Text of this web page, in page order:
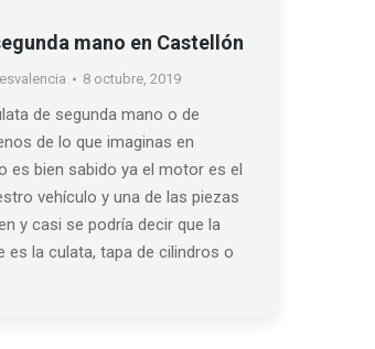
mano en Castellón
8 octubre, 2019
de segunda mano o de
de lo que imaginas en
es bien sabido ya el motor es el
vehículo y una de las piezas
y casi se podría decir que la
es la culata, tapa de cilindros o